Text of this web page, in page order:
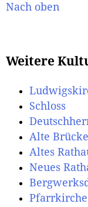
Nach oben
Weitere
Schloss
Alte Brücke
Altes
Neues
Pfarrkirche